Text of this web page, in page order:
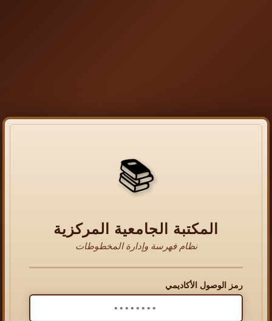
📚
المكتبة الجامعية المركزية
نظام فهرسة وإدارة المخطوطات
رمز الوصول الأكاديمي